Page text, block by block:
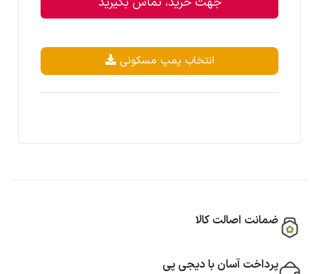
انتخاب پمپ مسکونی
ضمانت اصالت کالا
پرداخت آسان با دیجی پی